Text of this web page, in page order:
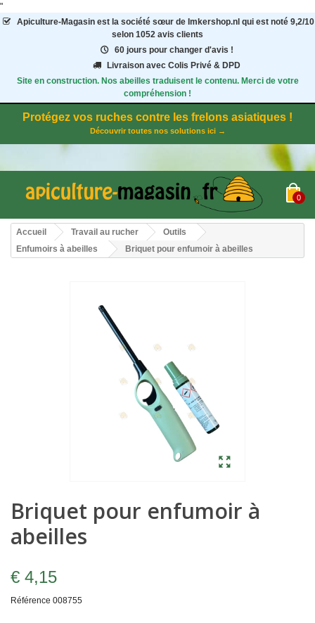
"
Apiculture-Magasinest la société sœur de Imkershop.nl qui est noté 9,2/10
selon 1052 avis clients
60 jours pour changer d'avis !
Livraison avec Colis Privé & DPD
Site en construction. Nos abeilles traduisent le contenu. Merci de votre
compréhension !
Protégez vos ruches contre les frelons asiatiques !
Découvrir toutes nos solutions ici →
0
Accueil Travail au rucher
Outils
Enfumoirs à abeilles
Briquet pour enfumoir à abeilles
Briquet pour enfumoir à
abeilles
€ 4,15
Référence 008755